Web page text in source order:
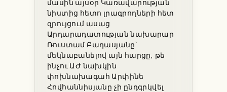
մասին այսօր Կառավարության
նիստից հետո լրագրողների հետ
զրույցում ասաց
Արդարադատության նախարար
Ռուստամ Բադասյանը՝
մեկնաբանելով այն հարցը, թե
ինչու ԱԺ նախկին
փոխնախագահ Արփինե
Հովհաննիսյանը չի ընդգրկվել